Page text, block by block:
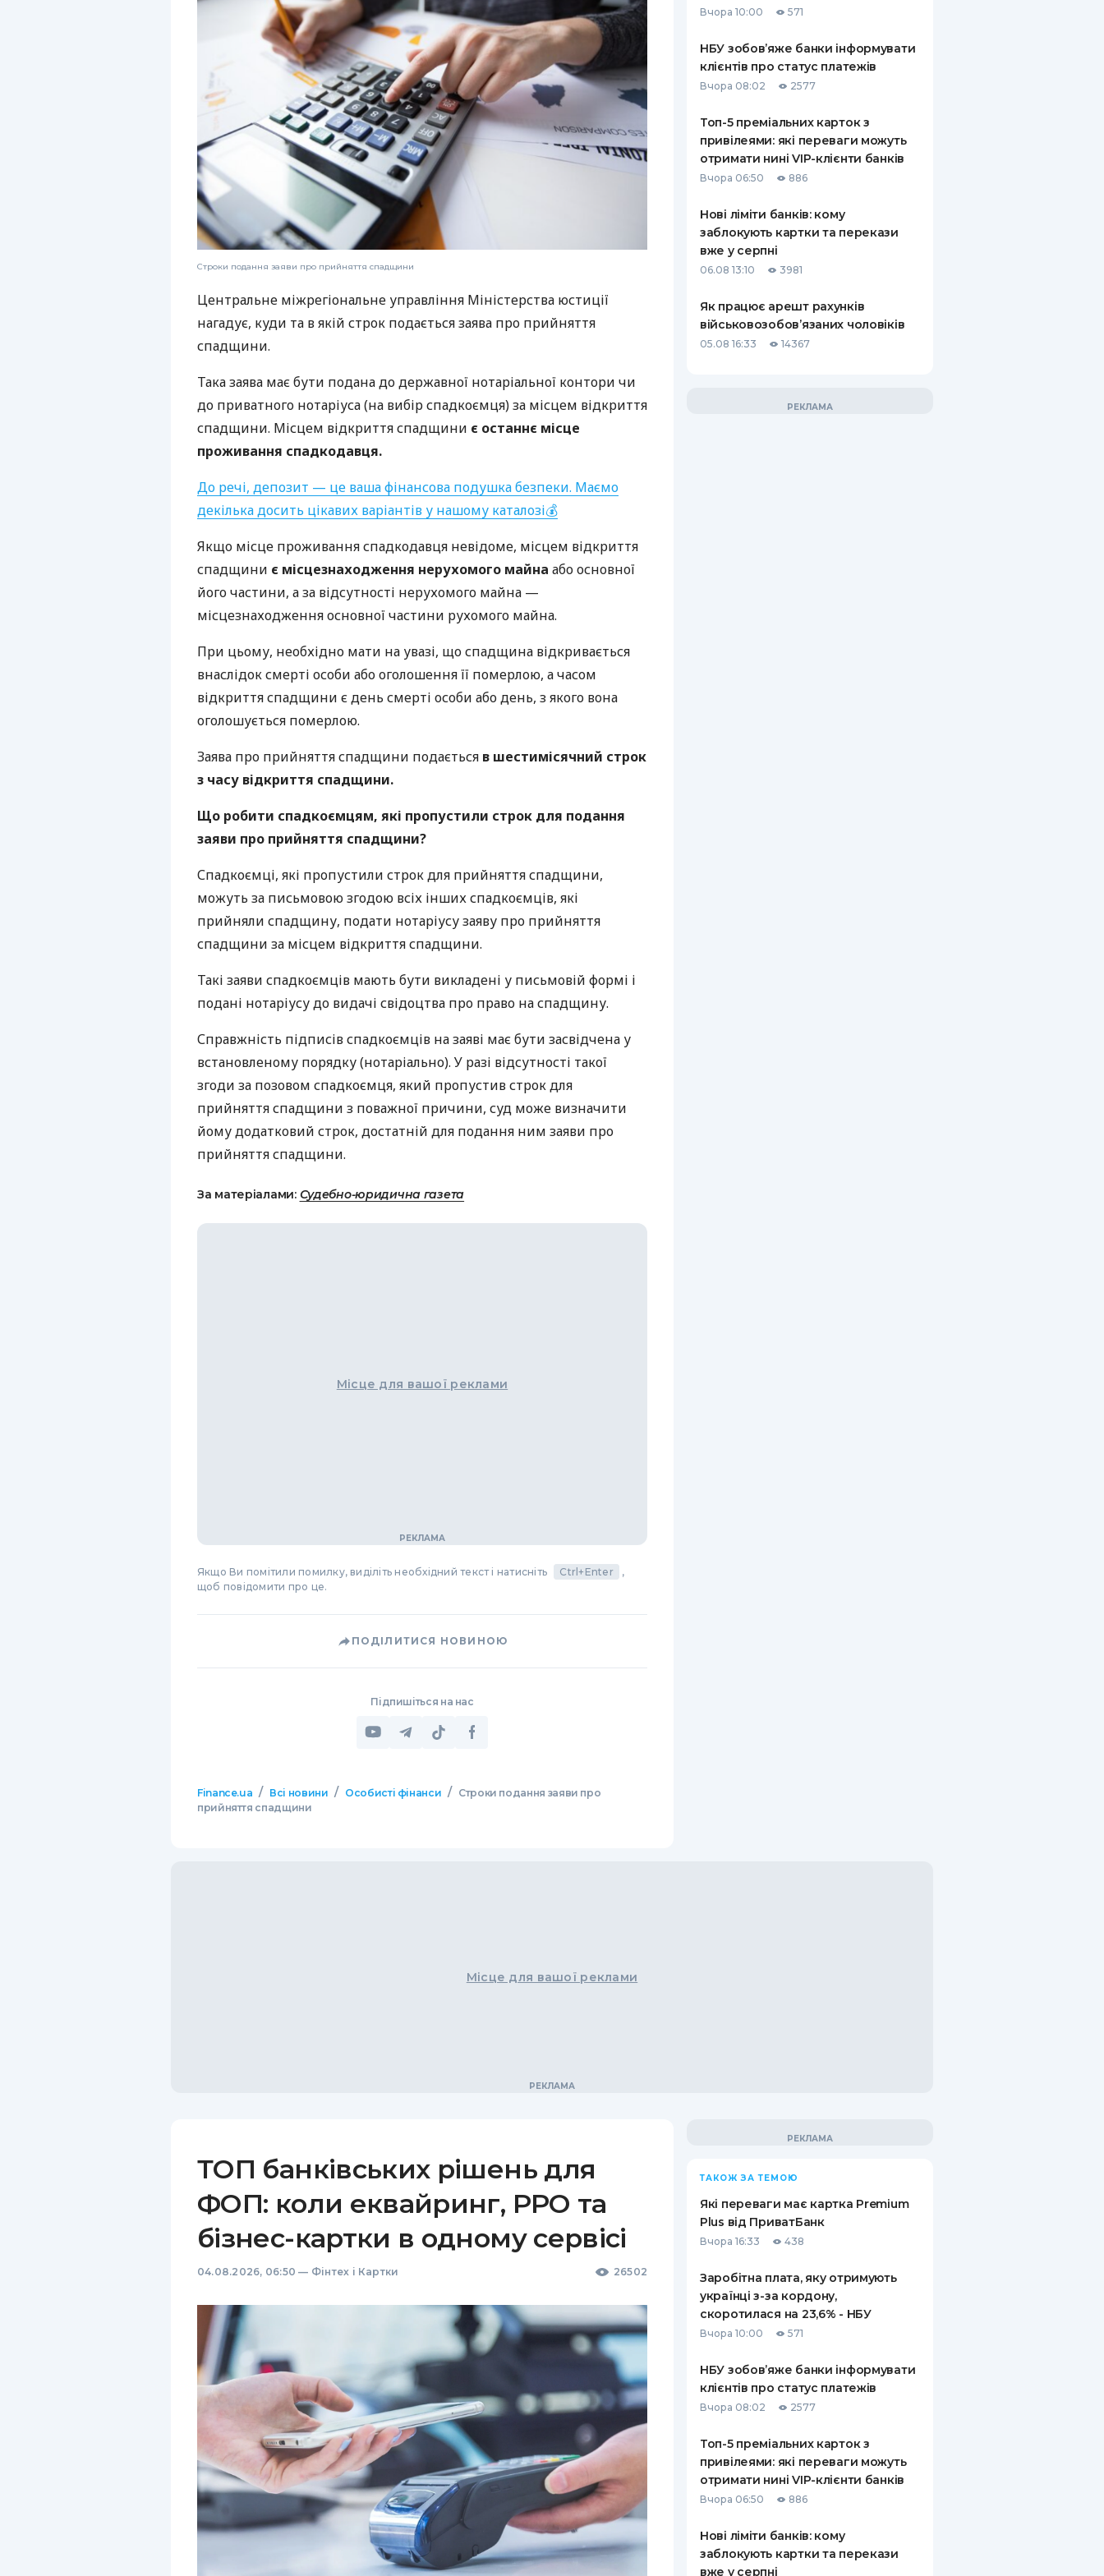
РЕЙТИНГ ДЕБЕТОВИХ
КАРТОК
ЩОМІСЯЧНИЙ ОГЛЯД
КЕШБЕКУ
ПУТІВНИКИ ПО
БАНКІВСЬКИХ КАРТКАХ
СТРАХУВАННЮ
ВСІ СТРАХОВІ ПОЛІСИ
ВІДГУКИ ПРО СТРАХОВІ
КОМПАНІЇ
КОНТАКТИ
Строки подання заяви про прийняття спадщини
Центральне міжрегіональне управління Міністерства юстиції
нагадує, куди та в якій строк подається заява про прийняття
спадщини.
Така заява має бути подана до державної нотаріальної контори чи
до приватного нотаріуса (на вибір спадкоємця) за місцем відкриття
спадщини. Місцем відкриття спадщини є останнє місце
проживання спадкодавця.
До речі, депозит — це ваша фінансова подушка безпеки. Маємо
декілька досить цікавих варіантів у нашому каталозі💰
Якщо місце проживання спадкодавця невідоме, місцем відкриття
спадщини є місцезнаходження нерухомого майна або основної
його частини, а за відсутності нерухомого майна —
місцезнаходження основної частини рухомого майна.
При цьому, необхідно мати на увазі, що спадщина відкривається
внаслідок смерті особи або оголошення її померлою, а часом
відкриття спадщини є день смерті особи або день, з якого вона
оголошується померлою.
Заява про прийняття спадщини подається в шестимісячний строк
з часу відкриття спадщини.
Що робити спадкоємцям, які пропустили строк для подання
заяви про прийняття спадщини?
Спадкоємці, які пропустили строк для прийняття спадщини,
можуть за письмовою згодою всіх інших спадкоємців, які
прийняли спадщину, подати нотаріусу заяву про прийняття
спадщини за місцем відкриття спадщини.
Такі заяви спадкоємців мають бути викладені у письмовій формі і
подані нотаріусу до видачі свідоцтва про право на спадщину.
Справжність підписів спадкоємців на заяві має бути засвідчена у
встановленому порядку (нотаріально). У разі відсутності такої
згоди за позовом спадкоємця, який пропустив строк для
прийняття спадщини з поважної причини, суд може визначити
йому додатковий строк, достатній для подання ним заяви про
прийняття спадщини.
За матеріалами: Судебно-юридична газета
Місце для вашої реклами
Якщо Ви помітили помилку, виділіть необхідний текст і натисніть Ctrl+Enter
,
щоб повідомити про це.
ПОДІЛИТИСЯ НОВИНОЮ
Підпишіться на нас
Finance.ua / Всі новини / Особисті фінанси /
Строки подання заяви про
прийняття спадщини
Вчора 10:00 571
НБУ зобов’яже банки інформувати
клієнтів про статус платежів
Вчора 08:02 2577
Топ-5 преміальних карток з
привілеями: які переваги можуть
отримати нині VIP-клієнти банків
Вчора 06:50 886
Нові ліміти банків: кому
заблокують картки та перекази
вже у серпні
06.08 13:10 3981
Як працює арешт рахунків
військовозобов’язаних чоловіків
05.08 16:33 14367
Місце для вашої реклами
ТОП банківських рішень для
ФОП: коли еквайринг, РРО та
бізнес-картки в одному сервісі
04.08.2026, 06:50 — Фінтех і Картки 26502
ТАКОЖ ЗА ТЕМОЮ
Які переваги має картка Premium
Plus від ПриватБанк
Вчора 16:33 438
Заробітна плата, яку отримують
українці з-за кордону,
скоротилася на 23,6% - НБУ
Вчора 10:00 571
НБУ зобов’яже банки інформувати
клієнтів про статус платежів
Вчора 08:02 2577
Топ-5 преміальних карток з
привілеями: які переваги можуть
отримати нині VIP-клієнти банків
Вчора 06:50 886
Нові ліміти банків: кому
заблокують картки та перекази
вже у серпні